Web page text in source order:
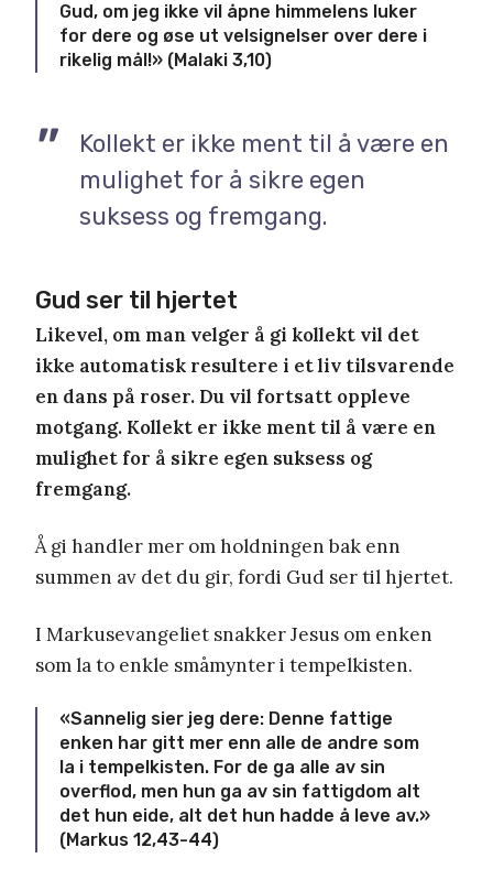
Gud, om jeg ikke vil åpne himmelens luker
for dere og øse ut velsignelser over dere i
rikelig mål!» (Malaki 3,10)
Kollekt er ikke ment til å være en
mulighet for å sikre egen
suksess og fremgang.
Gud ser til hjertet
Likevel, om man velger å gi kollekt vil det
ikke automatisk resultere i et liv tilsvarende
en dans på roser. Du vil fortsatt oppleve
motgang. Kollekt er ikke ment til å være en
mulighet for å sikre egen suksess og
fremgang.
Å gi handler mer om holdningen bak enn
summen av det du gir, fordi Gud ser til hjertet.
I Markusevangeliet snakker Jesus om enken
som la to enkle småmynter i tempelkisten.
«Sannelig sier jeg dere: Denne fattige
enken har gitt mer enn alle de andre som
la i tempelkisten. For de ga alle av sin
overflod, men hun ga av sin fattigdom alt
det hun eide, alt det hun hadde å leve av.»
(Markus 12,43-44)